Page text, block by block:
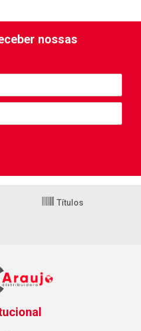
nossas
Títulos